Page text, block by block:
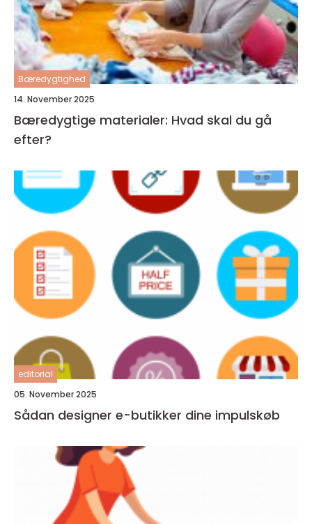
Bæredygtighed
14. November 2025
Bæredygtige materialer: Hvad skal du gå
efter?
editorial
05. November 2025
Sådan designer e-butikker dine impulskøb